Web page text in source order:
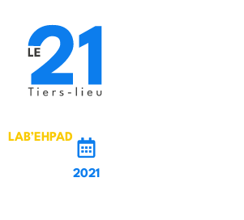
contenu
LAB’EHPAD
2021